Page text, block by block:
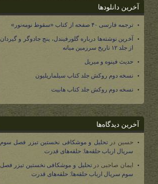
آخرین دانلودها
ترجمه فارسی ۴۰ صفحه از کتاب «سقوط نومه‌نور»
آخرین نوشته‌ها درباره گلورفیندل، پنج جادوگر و گیردان
از جلد ۱۲ تاریخ سرزمین میانه
حدیث فینوه و میریل
نسخه دوم روکش جلد کتاب سیلماریلیون
نسخه دوم روکش جلد کتاب هابیت
آخرین دیدگاه‌ها
حسین درتحلیل و موشکافی نخستین تیزر فصل سوم
سریال ارباب حلقه‌ها: حلقه‌های قدرت
ایمان صاحبی درتحلیل و موشکافی نخستین تیزر فصل
سوم سریال ارباب حلقه‌ها: حلقه‌های قدرت